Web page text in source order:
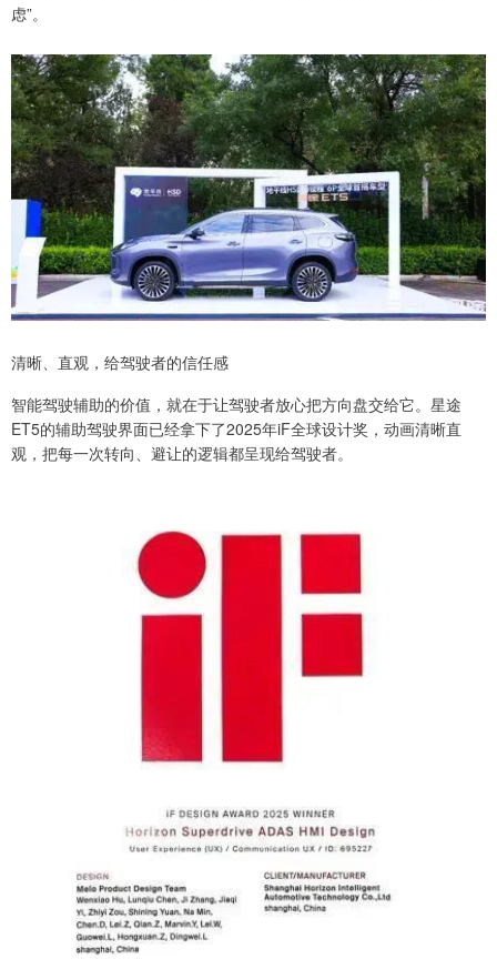
虑”。
清晰、直观，给驾驶者的信任感
智能驾驶辅助的价值，就在于让驾驶者放心把方向盘交给它。星途
ET5的辅助驾驶界面已经拿下了2025年iF全球设计奖，动画清晰直
观，把每一次转向、避让的逻辑都呈现给驾驶者。